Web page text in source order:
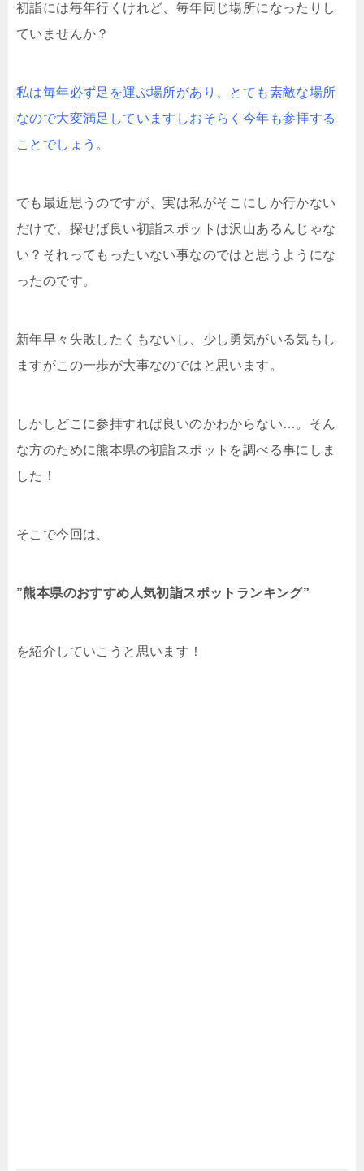
初詣には毎年行くけれど、毎年同じ場所になったりし
ていませんか？
私は毎年必ず足を運ぶ場所があり、とても素敵な場所
なので大変満足していますしおそらく今年も参拝する
ことでしょう。
でも最近思うのですが、実は私がそこにしか行かない
だけで、探せば良い初詣スポットは沢山あるんじゃな
い？それってもったいない事なのではと思うようにな
ったのです。
新年早々失敗したくもないし、少し勇気がいる気もし
ますがこの一歩が大事なのではと思います。
しかしどこに参拝すれば良いのかわからない…。そん
な方のために熊本県の初詣スポットを調べる事にしま
した！
そこで今回は、
”熊本県のおすすめ人気初詣スポットランキング”
を紹介していこうと思います！